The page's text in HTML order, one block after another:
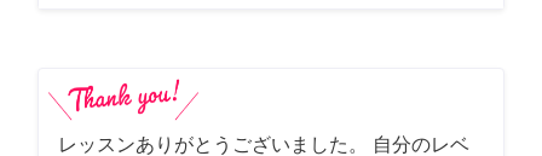
レッスンありがとうございました。 自分のレベ